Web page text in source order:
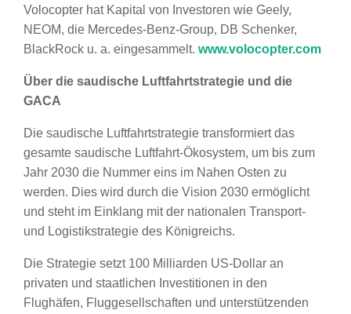
Volocopter hat Kapital von Investoren wie Geely,
NEOM, die Mercedes-Benz-Group, DB Schenker,
BlackRock u. a. eingesammelt. www.volocopter.com
Über die saudische Luftfahrtstrategie und die
GACA
Die saudische Luftfahrtstrategie transformiert das
gesamte saudische Luftfahrt-Ökosystem, um bis zum
Jahr 2030 die Nummer eins im Nahen Osten zu
werden. Dies wird durch die Vision 2030 ermöglicht
und steht im Einklang mit der nationalen Transport-
und Logistikstrategie des Königreichs.
Die Strategie setzt 100 Milliarden US-Dollar an
privaten und staatlichen Investitionen in den
Flughäfen, Fluggesellschaften und unterstützenden